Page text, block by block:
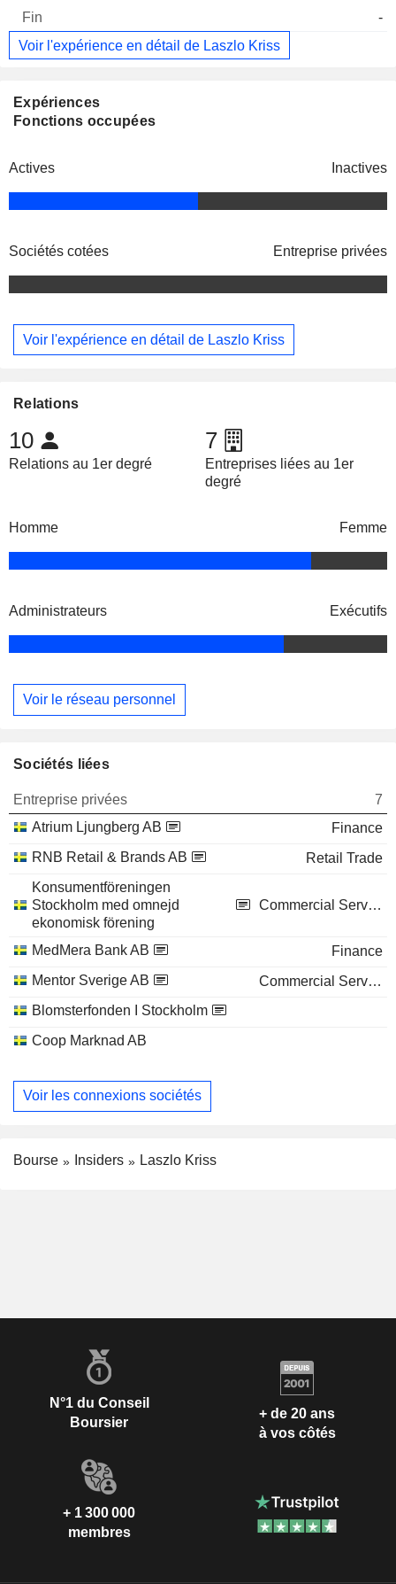
-
Voir l'expérience en détail de Laszlo Kriss
Expériences
Fonctions occupées
Actives Inactives
Sociétés cotées Entreprise privées
Voir l'expérience en détail de Laszlo Kriss
Relations
10
Relations au 1er degré
7
Entreprises liées au 1er
degré
Homme Femme
Administrateurs Exécutifs
Voir le réseau personnel
Sociétés liées
Entreprise privées
7
Atrium Ljungberg AB
Finance
RNB Retail & Brands AB
Retail Trade
Konsumentföreningen
Stockholm med omnejd
ekonomisk förening
Commercial Services
MedMera Bank AB
Finance
Mentor Sverige AB
Commercial Services
Blomsterfonden I Stockholm
Coop Marknad AB
Voir les connexions sociétés
Bourse Insiders Laszlo Kriss
N°1 du Conseil
Boursier
+ de 20 ans
à vos côtés
+ 1 300 000
membres